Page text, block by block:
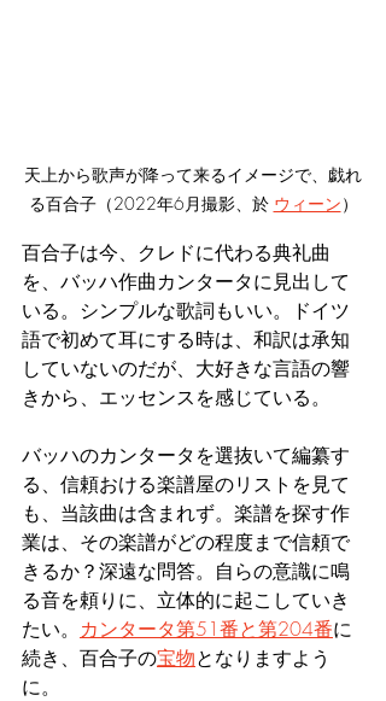
天上から歌声が降って来るイメージで、戯れ
る百合子（2022年6月撮影、於 ウィーン）
百合子は今、クレドに代わる典礼曲
を、バッハ作曲カンタータに見出して
いる。シンプルな歌詞もいい。ドイツ
語で初めて耳にする時は、和訳は承知
していないのだが、大好きな言語の響
きから、エッセンスを感じている。
バッハのカンタータを選抜いて編纂す
る、信頼おける楽譜屋のリストを見て
も、当該曲は含まれず。楽譜を探す作
業は、その楽譜がどの程度まで信頼で
きるか？深遠な問答。自らの意識に鳴
る音を頼りに、立体的に起こしていき
たい。 カンタータ第51番と第204番に
続き、百合子の宝物となりますよう
に。